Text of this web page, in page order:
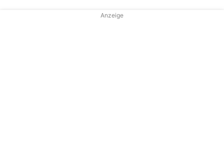
Anzeige